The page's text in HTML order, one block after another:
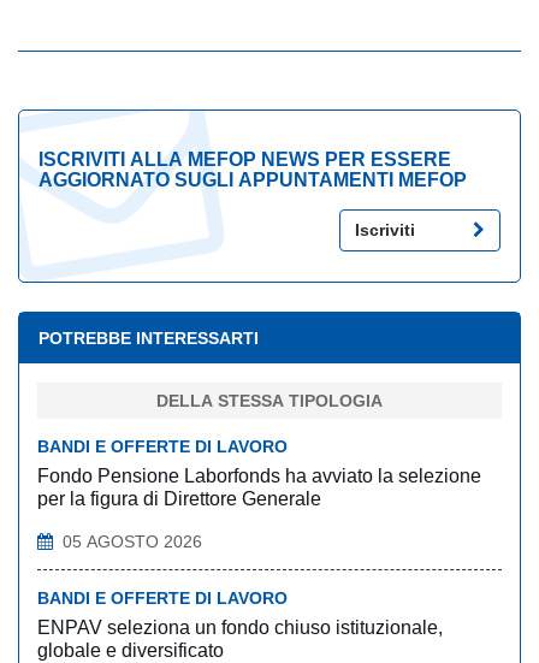
ISCRIVITI ALLA MEFOP NEWS PER ESSERE
AGGIORNATO SUGLI APPUNTAMENTI MEFOP
Iscriviti
POTREBBE INTERESSARTI
DELLA STESSA TIPOLOGIA
BANDI E OFFERTE DI LAVORO
Fondo Pensione Laborfonds ha avviato la selezione
per la figura di Direttore Generale
05 AGOSTO 2026
BANDI E OFFERTE DI LAVORO
ENPAV seleziona un fondo chiuso istituzionale,
globale e diversificato